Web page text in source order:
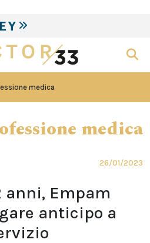
medica
medica
26/01/2023
anni, Empam
anticipo a